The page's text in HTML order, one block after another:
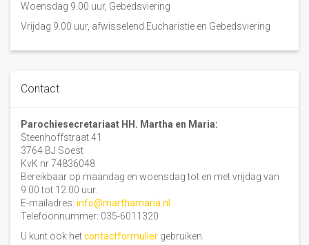
Woensdag 9.00 uur, Gebedsviering
Vrijdag 9.00 uur, afwisselend Eucharistie en Gebedsviering
Contact
Parochiesecretariaat HH. Martha en Maria:
Steenhoffstraat 41
3764 BJ Soest
KvK nr 74836048
Bereikbaar op maandag en woensdag tot en met vrijdag van
9.00 tot 12.00 uur.
E-mailadres: info@marthamaria.nl
Telefoonnummer: 035-6011320
U kunt ook hetcontactformulier gebruiken.